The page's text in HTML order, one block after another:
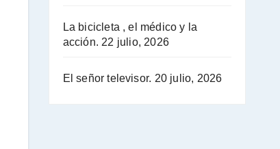
La bicicleta , el médico y la
acción. 22 julio, 2026
El señor televisor. 20 julio, 2026